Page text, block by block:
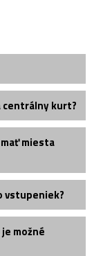
centrálny kurt?
miesta
vstupeniek?
možné